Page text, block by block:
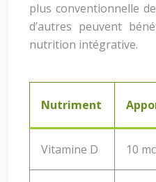
plus conventionnelle
d’autres peuvent
nutrition intégrative.
Nutriment
Vitamine D 10